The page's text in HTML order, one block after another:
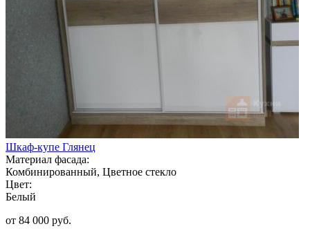
Шкаф-купе Глянец
Материал фасада:
Комбинированный, Цветное стекло
Цвет:
Белый
от 84 000 руб.